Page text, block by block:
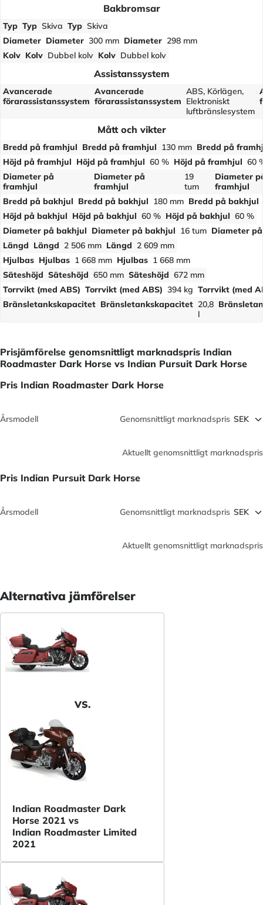
Bakbromsar
Typ Typ Skiva Typ Skiva
Diameter Diameter 300 mm Diameter 298 mm
Kolv Kolv Dubbel kolv Kolv Dubbel kolv
Assistanssystem
Avancerade
förarassistanssystem
Avancerade
förarassistanssystem
ABS, Körlägen,
Elektroniskt
luftbränslesystem
Mått och vikter
Bredd på framhjul Bredd på framhjul 130 mm Bredd på
Höjd på framhjul Höjd på framhjul 60 % Höjd på framhjul 60
Diameter på
framhjul
Diameter på
framhjul
19
tum
Diameter
framhjul
Bredd på bakhjul Bredd på bakhjul 180 mm Bredd på bakhjul
Höjd på bakhjul Höjd på bakhjul 60 % Höjd på bakhjul 60 %
Diameter på bakhjul Diameter på bakhjul 16 tum Diameter
Längd Längd 2 506 mm Längd 2 609 mm
Hjulbas Hjulbas 1 668 mm Hjulbas 1 668 mm
Säteshöjd Säteshöjd 650 mm Säteshöjd 672 mm
Torrvikt (med ABS) Torrvikt (med ABS) 394 kg Torrvikt (med
Bränsletankskapacitet Bränsletankskapacitet 20,8
l
Prisjämförelse genomsnittligt marknadspris Indian
Roadmaster Dark Horse vs Indian Pursuit Dark Horse
Pris Indian Roadmaster Dark Horse
Årsmodell Genomsnittligt marknadspris
Aktuellt genomsnittligt marknadspris
Pris Indian Pursuit Dark Horse
Årsmodell Genomsnittligt marknadspris
Aktuellt genomsnittligt marknadspris
Alternativa jämförelser
VS.
Indian Roadmaster Dark
Horse 2021 vs
Indian Roadmaster Limited
2021